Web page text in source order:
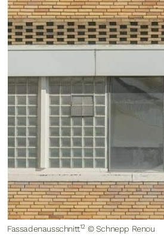
Fassadenausschnitt12 © Schnepp Renou